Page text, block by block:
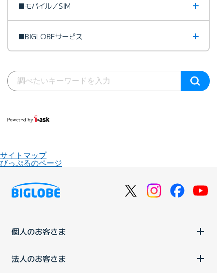
■モバイル／SIM
■BIGLOBEサービス
サイトマップ
びっぷるのページ
個人のお客さま
法人のお客さま